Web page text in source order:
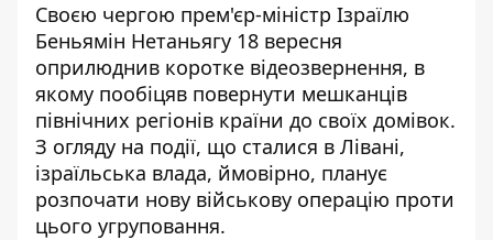
Своєю чергою прем'єр-міністр Ізраїлю
Беньямін Нетаньягу 18 вересня
оприлюднив коротке відеозвернення, в
якому пообіцяв повернути мешканців
північних регіонів країни до своїх домівок.
З огляду на події, що сталися в Лівані,
ізраїльська влада, ймовірно, планує
розпочати нову військову операцію проти
цього угруповання.